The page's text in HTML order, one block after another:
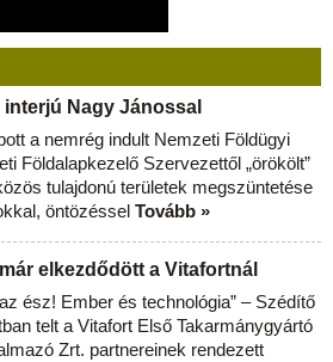
Nagy Jánossal
a nemrég indult Nemzeti Földügyi
Földalapkezelő Szervezettől „örökölt”
tulajdonú területek megszüntetése
öntözéssel Tovább »
elkezdődött a Vitafortnál
ész! Ember és technológia” – Szédítő
telt a Vitafort Első Takarmánygyártó
Zrt. partnereinek rendezett